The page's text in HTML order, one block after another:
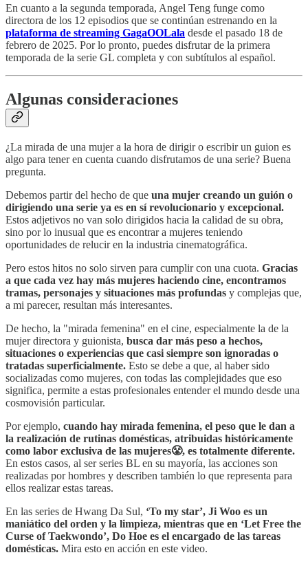
En cuanto a la segunda temporada, Angel Teng funge como
directora de los 12 episodios que se continúan estrenando en la
plataforma de streaming GagaOOLala desde el pasado 18 de
febrero de 2025. Por lo pronto, puedes disfrutar de la primera
temporada de la serie GL completa y con subtítulos al español.
Algunas consideraciones
¿La mirada de una mujer a la hora de dirigir o escribir un guion es
algo para tener en cuenta cuando disfrutamos de una serie? Buena
pregunta.
Debemos partir del hecho de que una mujer creando un guión o
dirigiendo una serie ya es en sí revolucionario y excepcional.
Estos adjetivos no van solo dirigidos hacia la calidad de su obra,
sino por lo inusual que es encontrar a mujeres teniendo
oportunidades de relucir en la industria cinematográfica.
Pero estos hitos no solo sirven para cumplir con una cuota. Gracias
a que cada vez hay más mujeres haciendo cine, encontramos
tramas, personajes y situaciones más profundas y complejas que,
a mi parecer, resultan más interesantes.
De hecho, la "mirada femenina" en el cine, especialmente la de la
mujer directora y guionista, busca dar más peso a hechos,
situaciones o experiencias que casi siempre son ignoradas o
tratadas superficialmente. Esto se debe a que, al haber sido
socializadas como mujeres, con todas las complejidades que eso
significa, permite a estas profesionales entender el mundo desde una
cosmovisión particular.
Por ejemplo, cuando hay mirada femenina, el peso que le dan a
la realización de rutinas domésticas, atribuidas históricamente
como labor exclusiva de las mujeres😤, es totalmente diferente.
En estos casos, al ser series BL en su mayoría, las acciones son
realizadas por hombres y describen también lo que representa para
ellos realizar estas tareas.
En las series de Hwang Da Sul, ‘To my star’, Ji Woo es un
maniático del orden y la limpieza, mientras que en ‘Let Free the
Curse of Taekwondo’, Do Hoe es el encargado de las tareas
domésticas. Mira esto en acción en este video.